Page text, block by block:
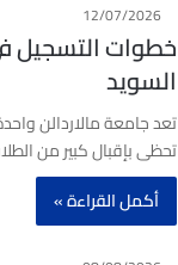
12/07/2026
خطوات التسجيل
السويد
تعد جامعة مالاردالن
تحظى بإقبال كبير من
أكمل القراءة »